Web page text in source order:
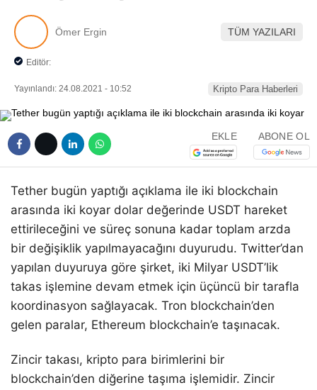
Ömer Ergin TÜM YAZILARI
Editör:
Yayınlandı: 24.08.2021 - 10:52 Kripto Para Haberleri
EKLE ABONE OL
Tether bugün yaptığı açıklama ile iki blockchain
arasında iki koyar dolar değerinde USDT hareket
ettirileceğini ve süreç sonuna kadar toplam arzda
bir değişiklik yapılmayacağını duyurudu. Twitter’dan
yapılan duyuruya göre şirket, iki Milyar USDT’lik
takas işlemine devam etmek için üçüncü bir tarafla
koordinasyon sağlayacak. Tron blockchain’den
gelen paralar, Ethereum blockchain’e taşınacak.
Zincir takası, kripto para birimlerini bir
blockchain’den diğerine taşıma işlemidir. Zincir